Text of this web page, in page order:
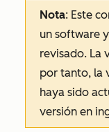
Nota: Este
un software
revisado. La
por tanto, la
haya sido
versión en